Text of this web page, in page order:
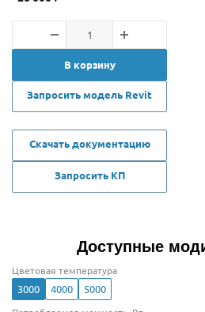
В корзину
Запросить модель Revit
Скачать документацию
Запросить КП
Доступные
Цветовая температура
3000 4000 5000